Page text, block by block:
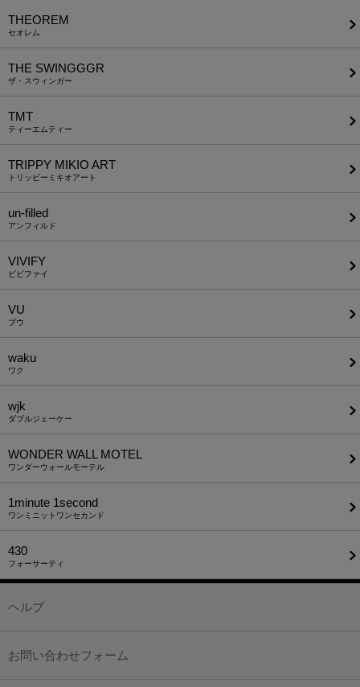
THEOREM
セオレム
THE SWINGGGR
ザ・スウィンガー
TMT
ティーエムティー
TRIPPY MIKIO ART
トリッピーミキオアート
un-filled
アンフィルド
VIVIFY
ビビファイ
VU
ブウ
waku
ワク
wjk
ダブルジェーケー
WONDER WALL MOTEL
ワンダーウォールモーテル
1minute​ 1second
ワンミニットワンセカンド
430
フォーサーティ
ヘルプ
お問い合わせフォーム